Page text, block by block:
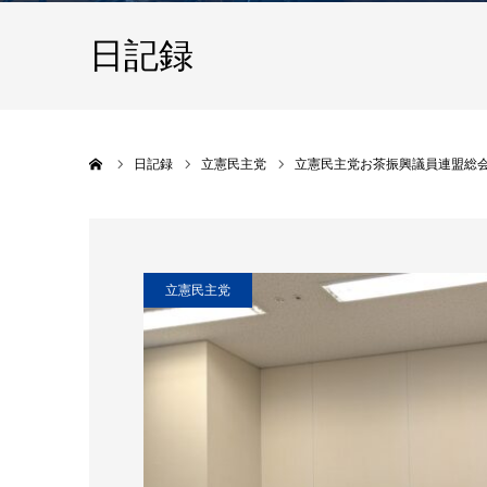
日記録
日記録 立憲民主党 立憲民主党お茶振興議員連盟総
立憲民主党